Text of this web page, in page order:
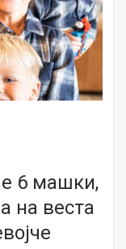
6 машки,
на веста